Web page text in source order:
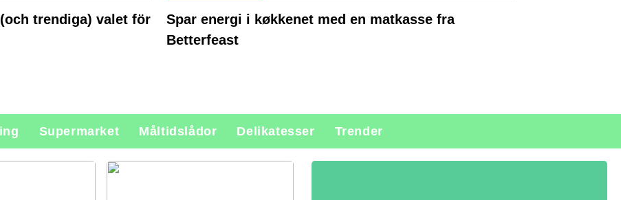
trendiga) valet för
Spar energi i køkkenet med en matkasse fra
Betterfeast
Supermarket Måltidslådor Delikatesser Trender